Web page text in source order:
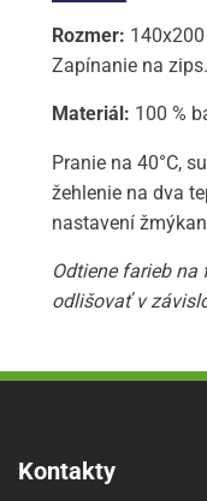
Rozmer:
Zapínanie na zips.
Materiál: 100 %
Pranie na 40°C,
žehlenie na dva
nastavení
Odtiene farieb
odlišovať v
Kontakty